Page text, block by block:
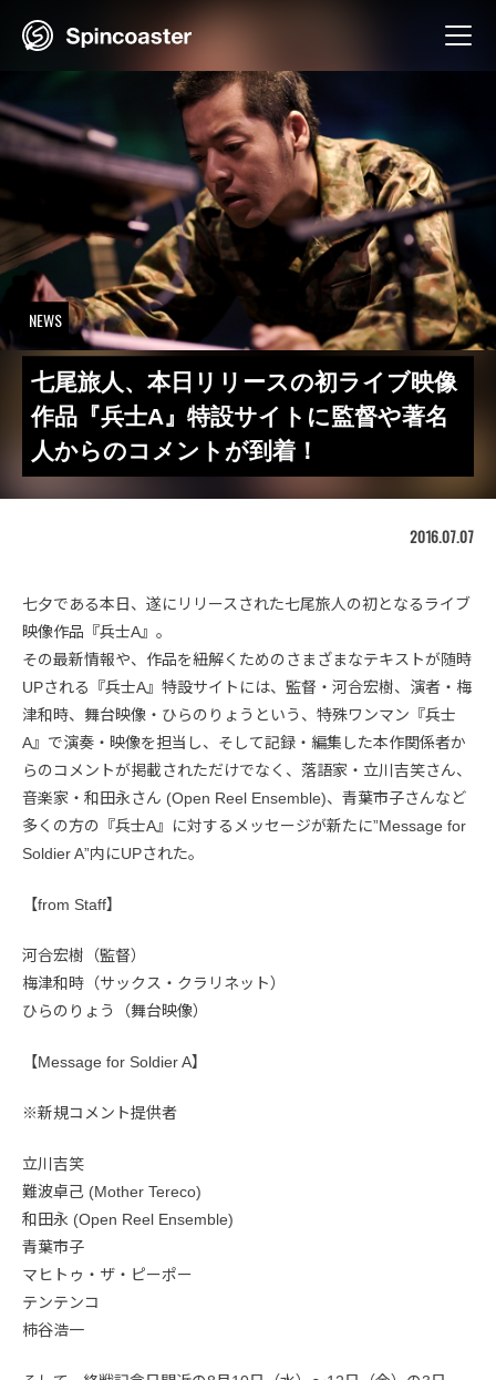
NEWS
七尾旅人、本日リリースの初ライブ映像
作品『兵士A』特設サイトに監督や著名
人からのコメントが到着！
2016.07.07
七夕である本日、遂にリリースされた七尾旅人の初となるライブ
映像作品『兵士A』。
その最新情報や、作品を紐解くためのさまざまなテキストが随時
UPされる『兵士A』特設サイトには、監督・河合宏樹、演者・梅
津和時、舞台映像・ひらのりょうという、特殊ワンマン『兵士
A』で演奏・映像を担当し、そして記録・編集した本作関係者か
らのコメントが掲載されただけでなく、落語家・立川吉笑さん、
音楽家・和田永さん (Open Reel Ensemble)、青葉市子さんなど
多くの方の『兵士A』に対するメッセージが新たに”Message for
Soldier A”内にUPされた。
【from Staff】
河合宏樹（監督）
梅津和時（サックス・クラリネット）
ひらのりょう（舞台映像）
【Message for Soldier A】
※新規コメント提供者
立川吉笑
難波卓己 (Mother Tereco)
和田永 (Open Reel Ensemble)
青葉市子
マヒトゥ・ザ・ピーポー
テンテンコ
柿谷浩一